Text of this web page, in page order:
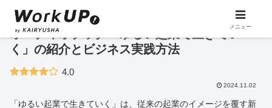
オーディオブック「ゆるい起業で生きてい
く」の紹介とビジネス実践方法
4.0
2024.11.02
「ゆるい起業で生きていく」は、従来の起業のイメージを覆す新
メニュー